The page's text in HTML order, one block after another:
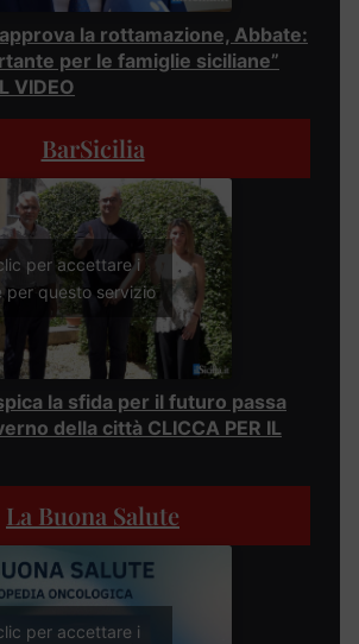
approva la rottamazione, Abbate:
per le famiglie siciliane”
VIDEO
BarSicilia
per accettare i
per questo servizio
la sfida per il futuro passa
della città CLICCA PER IL
La Buona Salute
per accettare i